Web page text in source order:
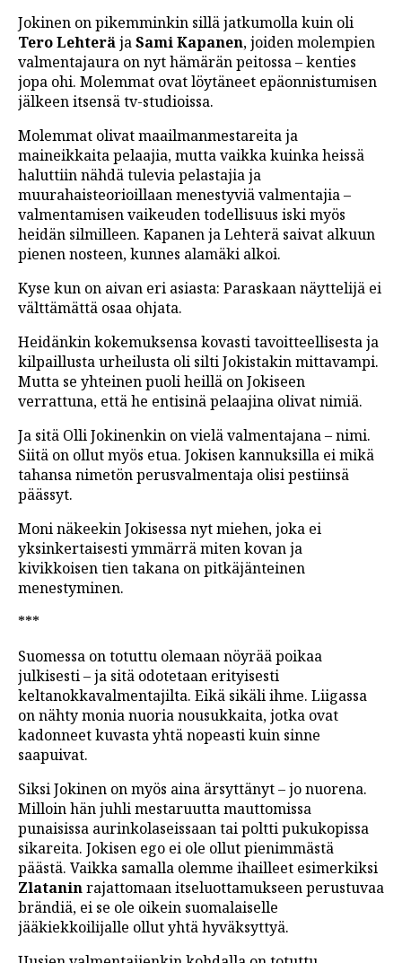
Jokinen on pikemminkin sillä jatkumolla kuin oli
Tero LehteräjaSami Kapanen, joiden molempien
valmentajaura on nyt hämärän peitossa – kenties
jopa ohi. Molemmat ovat löytäneet epäonnistumisen
jälkeen itsensä tv-studioissa.
Molemmat olivat maailmanmestareita ja
maineikkaita pelaajia, mutta vaikka kuinka heissä
haluttiin nähdä tulevia pelastajia ja
muurahaisteorioillaan menestyviä valmentajia –
valmentamisen vaikeuden todellisuus iski myös
heidän silmilleen. Kapanen ja Lehterä saivat alkuun
pienen nosteen, kunnes alamäki alkoi.
Kyse kun on aivan eri asiasta: Paraskaan näyttelijä ei
välttämättä osaa ohjata.
Heidänkin kokemuksensa kovasti tavoitteellisesta ja
kilpaillusta urheilusta oli silti Jokistakin mittavampi.
Mutta se yhteinen puoli heillä on Jokiseen
verrattuna, että he entisinä pelaajina olivat nimiä.
Ja sitä Olli Jokinenkin on vielä valmentajana – nimi.
Siitä on ollut myös etua. Jokisen kannuksilla ei mikä
tahansa nimetön perusvalmentaja olisi pestiinsä
päässyt.
Moni näkeekin Jokisessa nyt miehen, joka ei
yksinkertaisesti ymmärrä miten kovan ja
kivikkoisen tien takana on pitkäjänteinen
menestyminen.
***
Suomessa on totuttu olemaan nöyrää poikaa
julkisesti – ja sitä odotetaan erityisesti
keltanokkavalmentajilta. Eikä sikäli ihme. Liigassa
on nähty monia nuoria nousukkaita, jotka ovat
kadonneet kuvasta yhtä nopeasti kuin sinne
saapuivat.
Siksi Jokinen on myös aina ärsyttänyt – jo nuorena.
Milloin hän juhli mestaruutta mauttomissa
punaisissa aurinkolaseissaan tai poltti pukukopissa
sikareita. Jokisen ego ei ole ollut pienimmästä
päästä. Vaikka samalla olemme ihailleet esimerkiksi
Zlataninrajattomaan itseluottamukseen perustuvaa
brändiä, ei se ole oikein suomalaiselle
jääkiekkoilijalle ollut yhtä hyväksyttyä.